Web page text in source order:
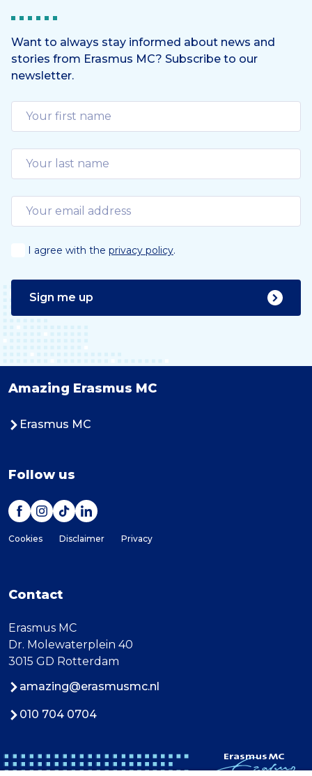
Want to always stay informed about news and
stories from Erasmus MC? Subscribe to our
newsletter.
I agree with the privacy policy.
Sign me up
Amazing Erasmus MC
Erasmus MC
Follow us
Cookies Disclaimer Privacy
Contact
Erasmus MC
Dr. Molewaterplein 40
3015 GD Rotterdam
amazing@erasmusmc.nl
010 704 0704